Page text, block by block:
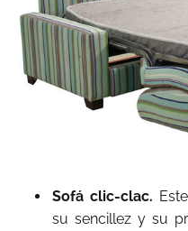
Sofá clic-clac.
su sencillez y su